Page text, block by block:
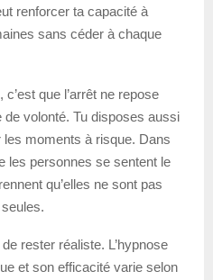
renforcer ta capacité à
sans céder à chaque
que l’arrêt ne repose
volonté. Tu disposes aussi
les moments à risque. Dans
les personnes se sentent le
qu’elles ne sont pas
rester réaliste. L’hypnose
et son efficacité varie selon